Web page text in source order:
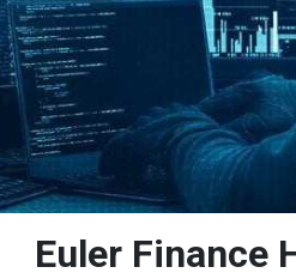
Euler Finance